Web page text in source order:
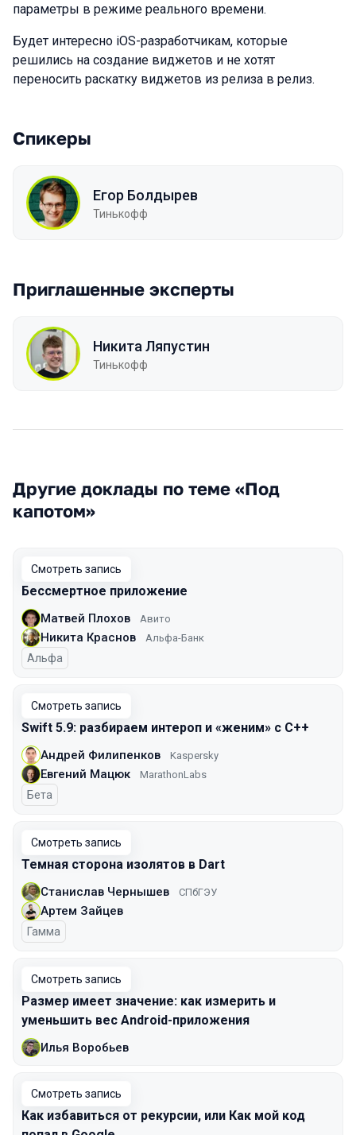
параметры в режиме реального времени.
Будет интересно iOS-разработчикам, которые
решились на создание виджетов и не хотят
переносить раскатку виджетов из релиза в релиз.
Спикеры
Егор Болдырев
Тинькофф
Приглашенные эксперты
Никита Ляпустин
Тинькофф
Другие доклады по теме «Под
капотом»
Смотреть запись
Бессмертное приложение
Матвей Плохов Авито
Никита Краснов Альфа-Банк
Альфа
Смотреть запись
Swift 5.9: разбираем интероп и «женим» с С++
Андрей Филипенков Kaspersky
Евгений Мацюк MarathonLabs
Бета
Смотреть запись
Темная сторона изолятов в Dart
Станислав Чернышев СПбГЭУ
Артем Зайцев
Гамма
Смотреть запись
Размер имеет значение: как измерить и
уменьшить вес Android-приложения
Илья Воробьев
Смотреть запись
Как избавиться от рекурсии, или Как мой код